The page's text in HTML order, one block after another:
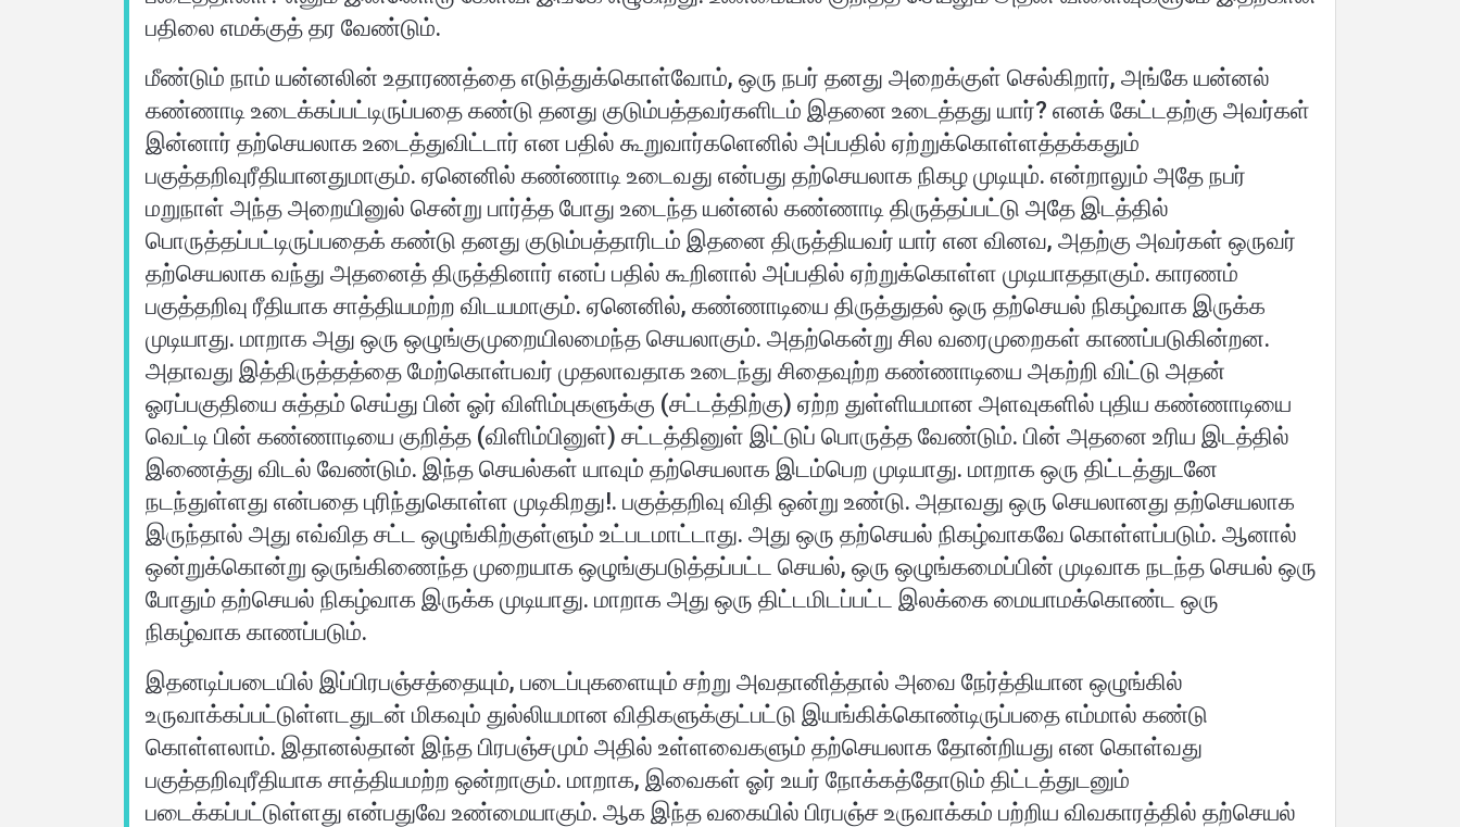
பதிலை எமக்குத் தர வேண்டும்.
மீண்டும் நாம் யன்னலின் உதாரணத்தை எடுத்துக்கொள்வோம், ஒரு நபர் தனது அறைக்குள் செல்கிறார், அங்கே யன்னல்
கண்ணாடி உடைக்கப்பட்டிருப்பதை கண்டு தனது குடும்பத்தவர்களிடம் இதனை உடைத்தது யார்? எனக் கேட்டதற்கு அவர்கள்
இன்னார் தற்செயலாக உடைத்துவிட்டார் என பதில் கூறுவார்களெனில் அப்பதில் ஏற்றுக்கொள்ளத்தக்கதும்
பகுத்தறிவுரீதியானதுமாகும். ஏனெனில் கண்ணாடி உடைவது என்பது தற்செயலாக நிகழ முடியும். என்றாலும் அதே நபர்
மறுநாள் அந்த அறையினுல் சென்று பார்த்த போது உடைந்த யன்னல் கண்ணாடி திருத்தப்பட்டு அதே இடத்தில்
பொருத்தப்பட்டிருப்பதைக் கண்டு தனது குடும்பத்தாரிடம் இதனை திருத்தியவர் யார் என வினவ, அதற்கு அவர்கள் ஒருவர்
தற்செயலாக வந்து அதனைத் திருத்தினார் எனப் பதில் கூறினால் அப்பதில் ஏற்றுக்கொள்ள முடியாததாகும். காரணம்
பகுத்தறிவு ரீதியாக சாத்தியமற்ற விடயமாகும். ஏனெனில், கண்ணாடியை திருத்துதல் ஒரு தற்செயல் நிகழ்வாக இருக்க
முடியாது. மாறாக அது ஒரு ஒழுங்குமுறையிலமைந்த செயலாகும். அதற்கென்று சில வரைமுறைகள் காணப்படுகின்றன.
அதாவது இத்திருத்தத்தை மேற்கொள்பவர் முதலாவதாக உடைந்து சிதைவுற்ற கண்ணாடியை அகற்றி விட்டு அதன்
ஓரப்பகுதியை சுத்தம் செய்து பின் ஓர் விளிம்புகளுக்கு (சட்டத்திற்கு) ஏற்ற துள்ளியமான அளவுகளில் புதிய கண்ணாடியை
வெட்டி பின் கண்ணாடியை குறித்த (விளிம்பினுள்) சட்டத்தினுள் இட்டுப் பொருத்த வேண்டும். பின் அதனை உரிய இடத்தில்
இணைத்து விடல் வேண்டும். இந்த செயல்கள் யாவும் தற்செயலாக இடம்பெற முடியாது. மாறாக ஒரு திட்டத்துடனே
நடந்துள்ளது என்பதை புரிந்துகொள்ள முடிகிறது!. பகுத்தறிவு விதி ஒன்று உண்டு. அதாவது ஒரு செயலானது தற்செயலாக
இருந்தால் அது எவ்வித சட்ட ஒழுங்கிற்குள்ளும் உட்படமாட்டாது. அது ஒரு தற்செயல் நிகழ்வாகவே கொள்ளப்படும். ஆனால்
ஒன்றுக்கொன்று ஒருங்கிணைந்த முறையாக ஒழுங்குபடுத்தப்பட்ட செயல், ஒரு ஒழுங்கமைப்பின் முடிவாக நடந்த செயல் ஒரு
போதும் தற்செயல் நிகழ்வாக இருக்க முடியாது. மாறாக அது ஒரு திட்டமிடப்பட்ட இலக்கை மையாமக்கொண்ட ஒரு
நிகழ்வாக காணப்படும்.
இதனடிப்படையில் இப்பிரபஞ்சத்தையும், படைப்புகளையும் சற்று அவதானித்தால் அவை நேர்த்தியான ஒழுங்கில்
உருவாக்கப்பட்டுள்ளடதுடன் மிகவும் துல்லியமான விதிகளுக்குட்பட்டு இயங்கிக்கொண்டிருப்பதை எம்மால் கண்டு
கொள்ளலாம். இதானல்தான் இந்த பிரபஞ்சமும் அதில் உள்ளவைகளும் தற்செயலாக தோன்றியது என கொள்வது
பகுத்தறிவுரீதியாக சாத்தியமற்ற ஒன்றாகும். மாறாக, இவைகள் ஓர் உயர் நோக்கத்தோடும் திட்டத்துடனும்
படைக்கப்பட்டுள்ளது என்பதுவே உண்மையாகும். ஆக இந்த வகையில் பிரபஞ்ச உருவாக்கம் பற்றிய விவகாரத்தில் தற்செயல்